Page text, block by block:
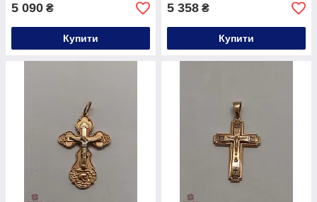
5 090 ₴
Купити
5 358 ₴
Купити